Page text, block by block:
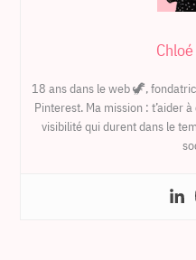
18 ans dans le web 🦖,
Pinterest. Ma mission : t’aider
visibilité qui durent dans le